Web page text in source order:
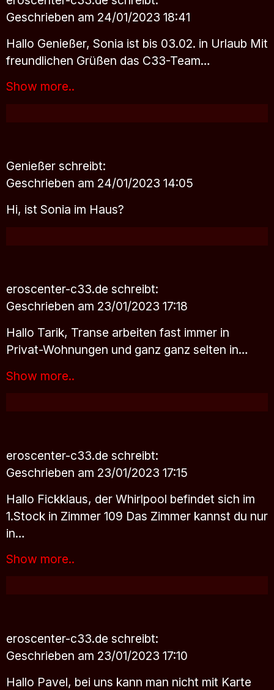
Geschrieben am 24/01/2023 18:41
Hallo Genießer, Sonia ist bis 03.02. in Urlaub Mit
freundlichen Grüßen das C33-Team…
Show more..
Genießer schreibt:
Geschrieben am 24/01/2023 14:05
Hi, ist Sonia im Haus?
eroscenter-c33.de schreibt:
Geschrieben am 23/01/2023 17:18
Hallo Tarik, Transe arbeiten fast immer in
Privat-Wohnungen und ganz ganz selten in…
Show more..
eroscenter-c33.de schreibt:
Geschrieben am 23/01/2023 17:15
Hallo Fickklaus, der Whirlpool befindet sich im
1.Stock in Zimmer 109 Das Zimmer kannst du nur
in…
Show more..
eroscenter-c33.de schreibt:
Geschrieben am 23/01/2023 17:10
Hallo Pavel, bei uns kann man nicht mit Karte